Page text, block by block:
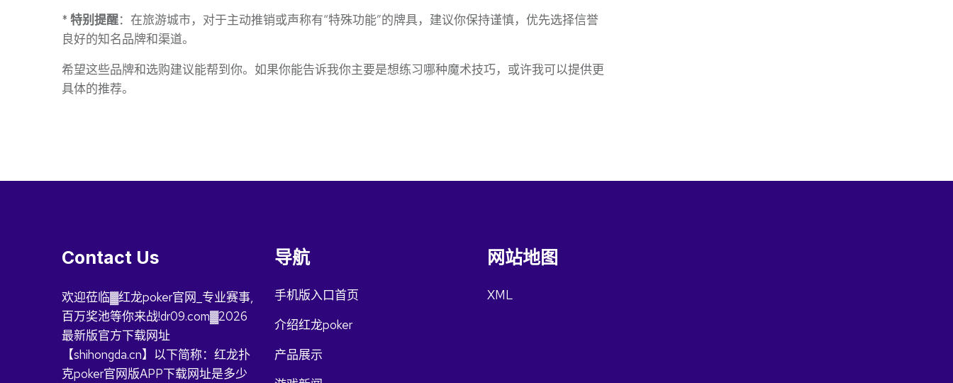
* 特别提醒：在旅游城市，对于主动推销或声称有“特殊功能”的牌具，建议你保持谨慎，优先选择信誉
良好的知名品牌和渠道。
希望这些品牌和选购建议能帮到你。如果你能告诉我你主要是想练习哪种魔术技巧，或许我可以提供更
具体的推荐。
Contact Us
欢迎莅临▓红龙poker官网_专业赛事,
百万奖池等你来战!dr09.com▓2026
最新版官方下载网址
【shihongda.cn】以下简称：红龙扑
克poker官网版APP下载网址是多少
导航
手机版入口首页
介绍红龙poker
产品展示
网站地图
XML